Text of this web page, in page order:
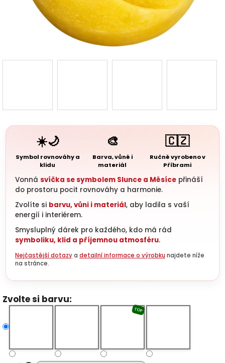
nás
Blog
☀️🌙
Symbol rovnováhy a
klidu
🎨
Barva, vůně i
materiál
🇨🇿
Ručně vyrobeno v
Příbrami
Vonná svíčka se symbolem Slunce a Měsíce přináší
do prostoru pocit rovnováhy a harmonie.
Zvolíte si barvu, vůni i materiál, aby ladila s vaší
energií i interiérem.
Smysluplný dárek pro každého, kdo má rád
symboliku, klid a příjemnou atmosféru.
Nejčastější dotazya detailní informace o výrobku najdete níže
na stránce.
Zvolte si barvu:
TOP